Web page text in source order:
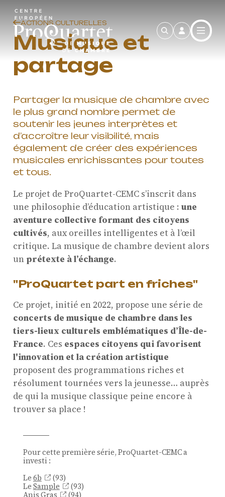
ACTIONS CULTURELLES
Musique et
partage
Partager la musique de chambre avec
le plus grand nombre permet de
soutenir les jeunes interprètes et
d’accroître leur visibilité, mais
également de créer des expériences
musicales enrichissantes pour toutes
et tous.
Le projet de ProQuartet-CEMC s’inscrit dans
une philosophie d’éducation artistique :une
aventure collective formant des citoyens
cultivés, aux oreilles intelligentes et à l’œil
critique. La musique de chambre devient alors
un prétexte à l’échange.
"ProQuartet part en friches"
Ce projet, initié en 2022, propose une série de
concerts de musique de chambre dans les
tiers-lieux culturels emblématiques d’Île-de-
France. Ces espaces citoyens qui favorisent
l'innovation et la création artistique
proposent des programmations riches et
résolument tournées vers la jeunesse… auprès
de qui la musique classique peine encore à
trouver sa place !
Pour cette première série, ProQuartet-CEMC a
investi :
Le 6b
(93)
Le Sample
(93)